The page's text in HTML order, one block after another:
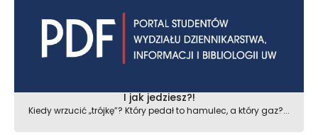
I jak jedziesz?!
Kiedy wrzucić „trójkę”? Który pedał to hamulec, a który gaz?...